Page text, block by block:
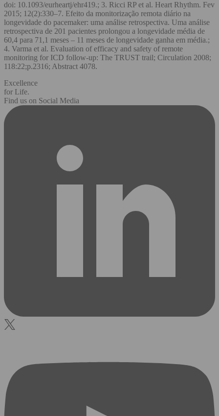
doi: 10.1093/eurheartj/ehr419.; 3. Ricci RP et al. Heart Rhythm. Fev
2015; 12(2):330–7. Efeito da monitorização remota diário na
longevidade do pacemaker: uma análise retrospectiva. Uma análise
retrospectiva de 201 pacientes prolongou a longevidade média de
60,4 para 71,1 meses – 11 meses de longevidade ganha em média.;
4. Varma et al. Evaluation of efficacy and safety of remote
monitoring for ICD follow-up: The TRUST trail; Circulation 2008;
118:22;p.2316; Abstract 4078.
Excellence
for Life.
Find us on Social Media